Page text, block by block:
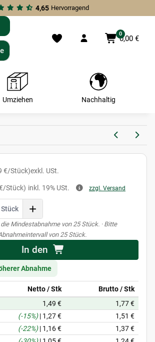
4,65 Hervorragend
0
0,00 €
Umziehen Nachhaltig
€/Stück)exkl. USt.
Stück) inkl. 19% USt. zzgl. Versand
Stück
Mindestabnahme von 25 Stück. · Bitte
von 25 Stück.
In den
Abnahme
Netto / Stk
Brutto / Stk
1,49 €
1,77 €
(-15%)| 1,27 €
1,51 €
(-22%)| 1,16 €
1,37 €